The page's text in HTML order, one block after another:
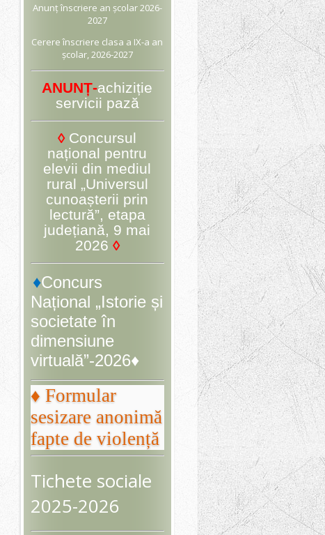
Anunțînscriere an școlar 2026-
2027
Cerere înscriere clasa a IX-a an
școlar, 2026-2027
ANUNȚ-achiziție
servicii pază
◊ Concursul
național pentru
elevii din mediul
rural „Universul
cunoașterii prin
lectură”, etapa
județiană, 9 mai
2026 ◊
♦Concurs
Național „Istorie și
societate în
dimensiune
virtuală”-2026♦
♦ Formular
sesizare anonimă
fapte de violență
Tichete sociale
2025-2026